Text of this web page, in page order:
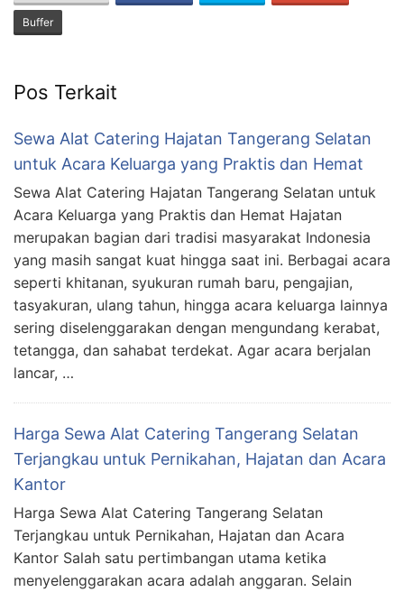
Buffer
Pos Terkait
Sewa Alat Catering Hajatan Tangerang Selatan
untuk Acara Keluarga yang Praktis dan Hemat
Sewa Alat Catering Hajatan Tangerang Selatan untuk
Acara Keluarga yang Praktis dan Hemat Hajatan
merupakan bagian dari tradisi masyarakat Indonesia
yang masih sangat kuat hingga saat ini. Berbagai acara
seperti khitanan, syukuran rumah baru, pengajian,
tasyakuran, ulang tahun, hingga acara keluarga lainnya
sering diselenggarakan dengan mengundang kerabat,
tetangga, dan sahabat terdekat. Agar acara berjalan
lancar, …
Harga Sewa Alat Catering Tangerang Selatan
Terjangkau untuk Pernikahan, Hajatan dan Acara
Kantor
Harga Sewa Alat Catering Tangerang Selatan
Terjangkau untuk Pernikahan, Hajatan dan Acara
Kantor Salah satu pertimbangan utama ketika
menyelenggarakan acara adalah anggaran. Selain